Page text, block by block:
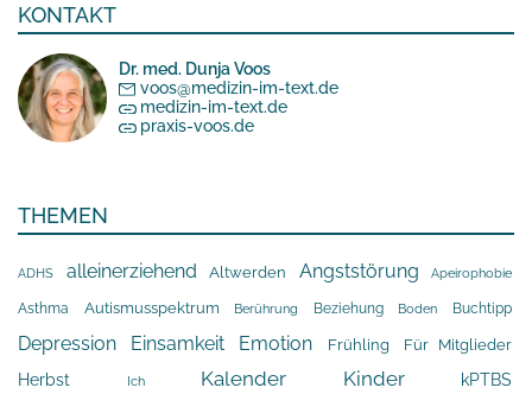
KONTAKT
Dr. med. Dunja Voos
voos@medizin-im-text.de
medizin-im-text.de
praxis-voos.de
THEMEN
ADHS alleinerziehend Altwerden Angststörung Apeirophobie
Asthma Autismusspektrum Berührung Beziehung Boden Buchtipp
Depression Einsamkeit Emotion Frühling Für Mitglieder
Herbst Ich Kalender Kinder kPTBS